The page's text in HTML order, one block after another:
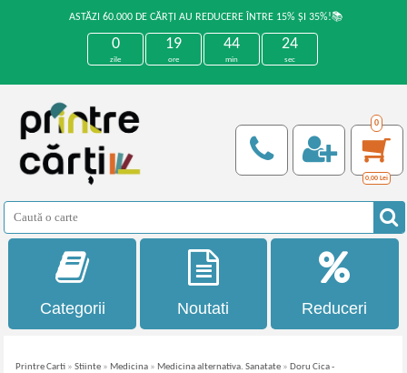
ASTĂZI 60.000 DE CĂRȚI AU REDUCERE ÎNTRE 15% ȘI 35%!📚
0
zile
19
ore
44
min
24
sec
0
0,00 Lei
Categorii Noutati Reduceri
Printre Carti »Stiinte » Medicina » Medicina alternativa. Sanatate » Doru Cica -